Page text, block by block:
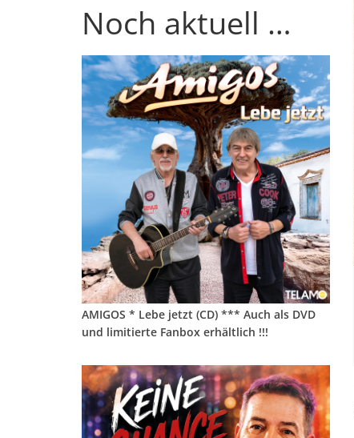
Noch aktuell …
AMIGOS * Lebe jetzt (CD) *** Auch als DVD
und limitierte Fanbox erhältlich !!!